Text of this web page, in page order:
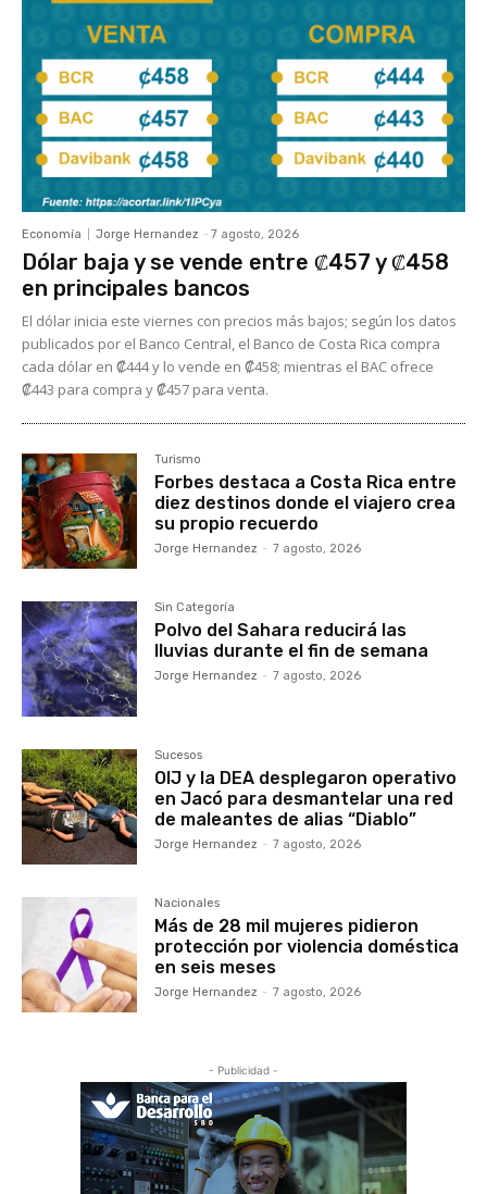
Economía Jorge Hernandez - 7 agosto, 2026
Dólar baja y se vende entre ₡457 y ₡458
en principales bancos
El dólar inicia este viernes con precios más bajos; según los datos
publicados por el Banco Central, el Banco de Costa Rica compra
cada dólar en ₡444 y lo vende en ₡458; mientras el BAC ofrece
₡443 para compra y ₡457 para venta.
Turismo
Forbes destaca a Costa Rica entre
diez destinos donde el viajero crea
su propio recuerdo
Jorge Hernandez - 7 agosto, 2026
Sin Categoría
Polvo del Sahara reducirá las
lluvias durante el fin de semana
Jorge Hernandez - 7 agosto, 2026
Sucesos
OIJ y la DEA desplegaron operativo
en Jacó para desmantelar una red
de maleantes de alias “Diablo”
Jorge Hernandez - 7 agosto, 2026
Nacionales
Más de 28 mil mujeres pidieron
protección por violencia doméstica
en seis meses
Jorge Hernandez - 7 agosto, 2026
- Publicidad -